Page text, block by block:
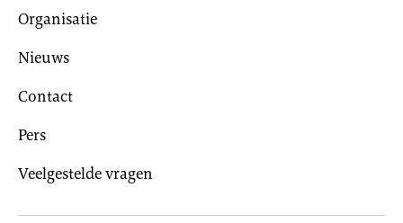
Organisatie
Nieuws
Contact
Pers
Veelgestelde vragen